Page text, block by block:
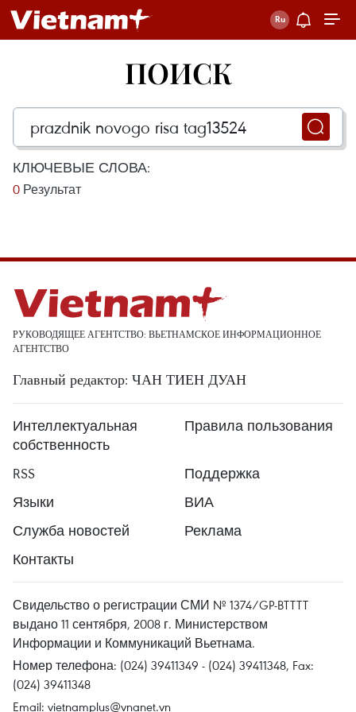
ПОИСК
КЛЮЧЕВЫЕ СЛОВА:
0 Результат
РУКОВОДЯЩЕЕ АГЕНТСТВО: ВЬЕТНАМСКОЕ ИНФОРМАЦИОННОЕ
АГЕНТСТВО
Главный редактор: ЧАН ТИЕН ДУАН
Интеллектуальная
собственность
Правила пользования
RSS
Поддержка
Языки
ВИА
Служба новостей
Реклама
Контакты
Свидельство о регистрации СМИ № 1374/GP-BTTTT
выдано 11 сентября, 2008 г. Министерством
Информации и Коммуникаций Вьетнама.
Номер телефона: (024) 39411349 - (024) 39411348, Fax:
(024) 39411348
Email: vietnamplus@vnanet.vn